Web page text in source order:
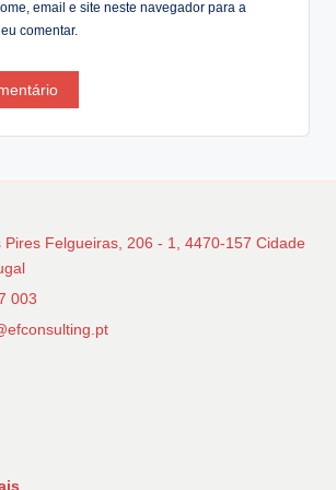
email e site neste navegador para a
comentar.
Pires Felgueiras, 206 - 1, 4470-157 Cidade
003